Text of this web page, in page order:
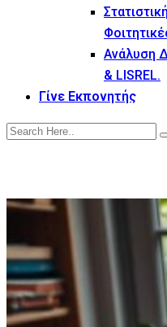
Ανάλυση
& LISREL.
Γίνε Εκπονητής